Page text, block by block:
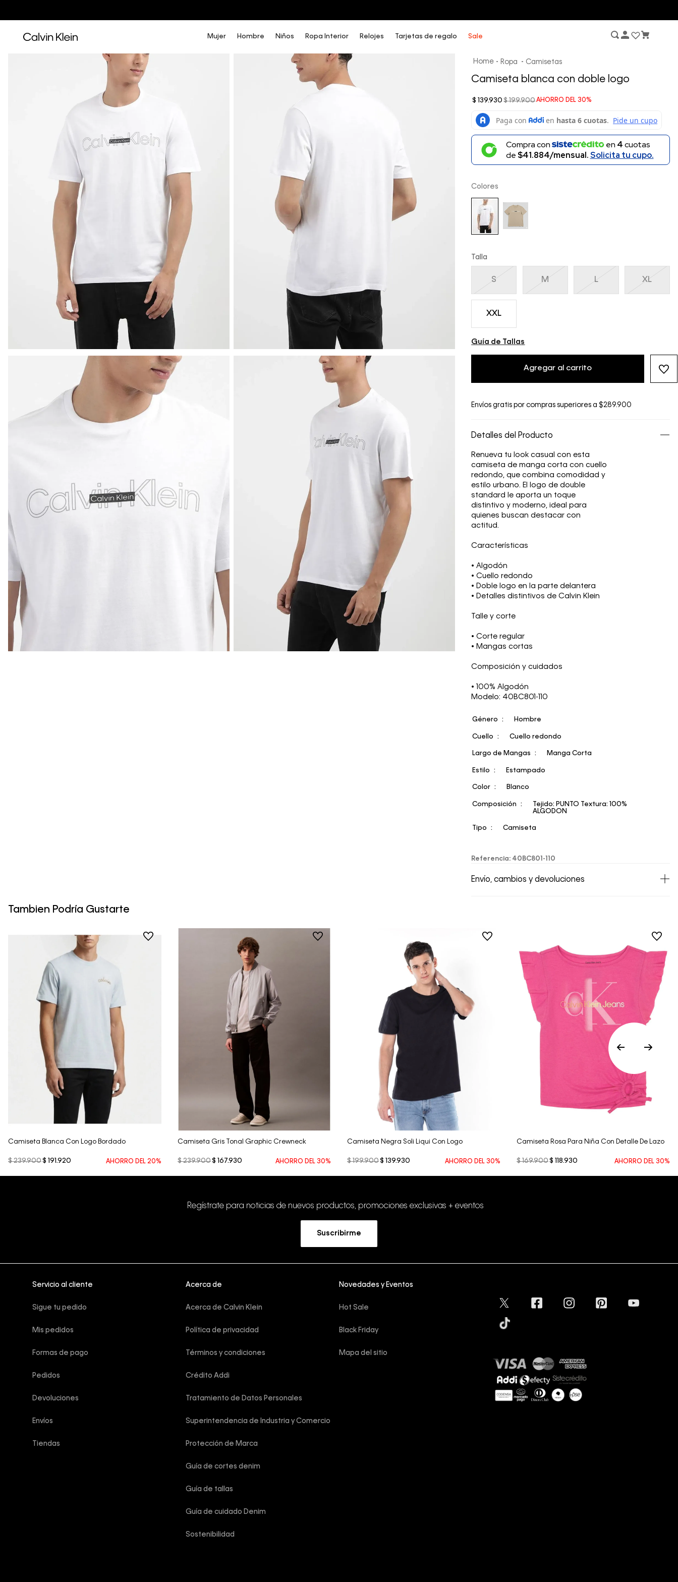
Mujer Hombre Niños Ropa Interior Relojes Tarjetas de regalo Sale
Ropa Camisetas
Camiseta blanca con doble logo
AHORRO DEL30%
$ 199.900
$ 139.930
Compra con en 4cuotas
de $41.884/mensual.Solicita tu cupo.
Colores
Talla
S M L XL
XXL
Guía de Tallas
Agregar al carrito
Envíos gratis por compras superiores a $289.900
Detalles del Producto
Renueva tu look casual con esta
camiseta de manga corta con cuello
redondo, que combina comodidad y
estilo urbano. El logo de double
standard le aporta un toque
distintivo y moderno, ideal para
quienes buscan destacar con
actitud.
Características
• Algodón
• Cuello redondo
• Doble logo en la parte delantera
• Detalles distintivos de Calvin Klein
Talle y corte
• Corte regular
• Mangas cortas
Composición y cuidados
• 100% Algodón
Modelo: 40BC801-110
Género Hombre
Cuello Cuello redondo
Largo de Mangas Manga Corta
Estilo Estampado
Color Blanco
Composición
Tejido: PUNTO Textura: 100%
ALGODON
Tipo Camiseta
Referencia: 40BC801-110
Envío, cambios y devoluciones
devolver y cambiar en un período de 30 días
calendario tras la recepción.
• Por higiene y para garantizar el bienestar de
nuestros clientes, no aceptamos
devoluciones en ropa interior y trajes de
Tambien Podría Gustarte
Vista Rápida
Camiseta Blanca Con Logo Bordado
$ 239.900$ 191 .920 AHORRO DEL 20%
Vista Rápida
Camiseta Gris Tonal Graphic Crewneck
$ 239.900$ 167.930 AHORRO DEL 30%
Vista Rápida
Camiseta Negra Soli Liqui Con Logo
$ 199.900$ 139.930 AHORRO DEL 30%
Vista Rápida
Camiseta Rosa Para Niña Con Detalle De Lazo
$ 169.900$ 118.930 AHORRO DEL 30%
Regístrate para noticias de nuevos productos, promociones exclusivas + eventos
Suscribirme
Servicio al cliente
Sigue tu pedido
Mis pedidos
Formas de pago
Pedidos
Devoluciones
Envíos
Tiendas
Acerca de
Acerca de Calvin Klein
Política de privacidad
Términos y condiciones
Crédito Addi
Tratamiento de Datos Personales
Superintendencia de Industria y Comercio
Protección de Marca
Guía de cortes denim
Guía de tallas
Guía de cuidado Denim
Sostenibilidad
Novedades y Eventos
Hot Sale
Black Friday
Mapa del sitio